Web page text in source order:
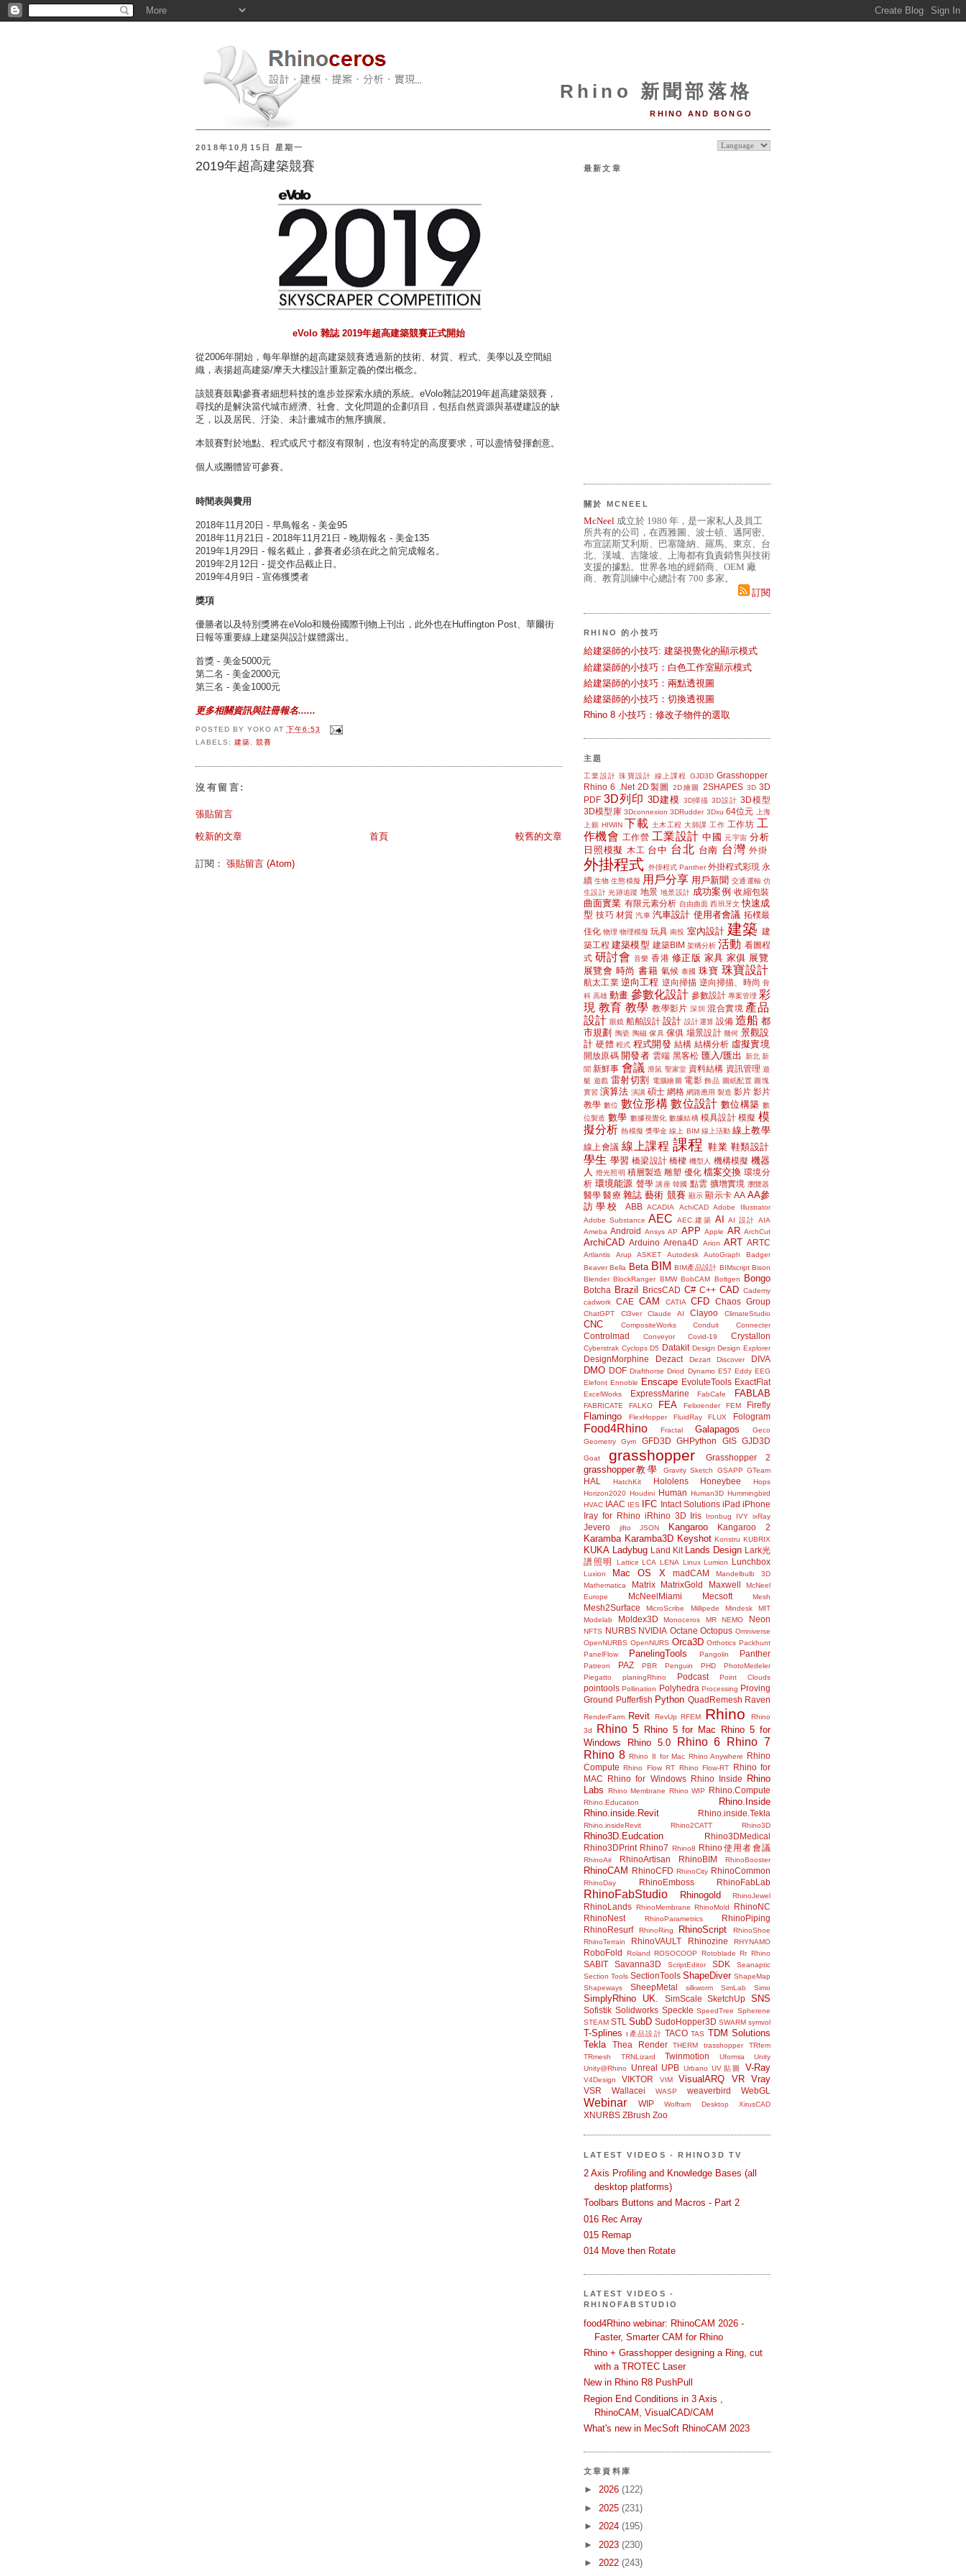
Rhino 新聞部落格
RHINO AND BONGO
2018年10月15日 星期一
2019年超高建築競賽
eVolo 雜誌 2019年超高建築競賽正式開始
從2006年開始，每年舉辦的超高建築競賽透過新的技術、材質、程式、美學以及空間組
織，表揚超高建築/摩天大樓設計重新定義的傑出概念。
該競賽鼓勵參賽者細想科技的進步並探索永續的系統。eVolo雜誌2019年超高建築競賽，
尋找的是解決當代城市經濟、社會、文化問題的企劃項目，包括自然資源與基礎建設的缺
乏，以及居民、汙染、未計畫城市的無序擴展。
本競賽對於地點、程式或尺寸都沒有限制，也沒有特定的高度要求，可以盡情發揮創意。
個人或團體皆可參賽。
時間表與費用
2018年11月20日 - 早鳥報名 - 美金95
2018年11月21日 - 2018年11月21日 - 晚期報名 - 美金135
2019年1月29日 - 報名截止，參賽者必須在此之前完成報名。
2019年2月12日 - 提交作品截止日。
2019年4月9日 - 宣佈獲獎者
獎項
優勝者以及特別獎將在eVolo和幾份國際刊物上刊出，此外也在Huffington Post、華爾街
日報等重要線上建築與設計媒體露出。
首獎 - 美金5000元
第二名 - 美金2000元
第三名 - 美金1000元
更多相關資訊與註冊報名......
POSTED BY YOKO AT 下午6:53
LABELS: 建築, 競賽
沒有留言:
張貼留言
較新的文章 較舊的文章
首頁
訂閱： 張貼留言 (Atom)
最新文章
關於 MCNEEL
McNeel 成立於 1980 年，是一家私人及員工
所共有的公司，在西雅圖、波士頓、邁阿密、
布宜諾斯艾利斯、巴塞隆納、羅馬、東京、台
北、漢城、吉隆坡、上海都有負責銷售與技術
支援的據點。世界各地的經銷商、OEM 廠
商、教育訓練中心總計有 700 多家。
訂閱
RHINO 的小技巧
給建築師的小技巧: 建築視覺化的顯示模式
給建築師的小技巧：白色工作室顯示模式
給建築師的小技巧：兩點透視圖
給建築師的小技巧：切換透視圖
Rhino 8 小技巧：修改子物件的選取
主題
工業設計 珠寶設計 線上課程 GJD3D Grasshopper
Rhino 6
.Net 2D製圖 2D繪圖 2SHAPES 3D 3D
PDF 3D列印 3D建模 3D掃描 3D設計 3D模型
3D模型庫 3Dconnexion 3DRudder 3Dxu 64位元
上海
上銀 HIWIN 下載 土木工程 大師課 工作 工作坊 工
作機會 工作營 工業設計 中國 元宇宙 分析
日照模擬
木工 台中 台北 台南 台灣 外掛
外掛程式 外掛程式 Panther 外掛程式彩現 永
續 生物 生態模擬 用戶分享 用戶新聞 交通運輸 仿
生設計 光跡追蹤 地景 地景設計 成功案例 收縮包裝
曲面實業 有限元素分析 自由曲面 西班牙文 快速成
型 技巧 材質 汽車 汽車設計 使用者會議 拓樸最
佳化 物理 物理模擬 玩具 南投 室內設計 建築 建
築工程 建築模型 建築BIM 架構分析 活動 看圖程
式 研討會 音樂 香港 修正版 家具 家俱 展覽
展覽會 時尚 書籍 氣候 泰國 珠寶 珠寶設計
航太工業 逆向工程 逆向掃描 逆向掃描、時尚 骨
科 高雄 動畫 參數化設計 參數設計 專案管理 彩
現 教育 教學 教學影片 深圳 混合實境 產品
設計 眼鏡 船舶設計 設計 設計運算 設備 造船 都
市規劃
陶瓷 陶磁 傢具 傢俱 場景設計 幾何 景觀設
計 硬體 程式 程式開發 結構 結構分析 虛擬實境
開放原碼 開發者 雲端 黑客松 匯入/匯出 新北 新
聞 新鮮事 會議 滑鼠 聖家堂 資料結構 資訊管理 遊
艇 遊戲 雷射切割 電腦繪圖 電影 飾品 圖紙配置 圖塊
實習 演算法 演講 碩士 網格 網路應用 製造 影片 影片
教學 數位 數位形構 數位設計 數位構築 數
位製造 數學 數據視覺化 數據結構 模具設計 模擬 模
擬分析 熱模擬 獎學金 線上 BIM 線上活動 線上教學
線上會議 線上課程 課程 鞋業 鞋類設計
學生 學習 橋梁設計 橋樑 機型人 機構模擬 機器
人
燈光照明 積層製造 雕塑 優化 檔案交換 環境分
析 環境能源 聲學 講座 韓國 點雲 擴增實境 瀏覽器
醫學 醫療 雜誌 藝術 競賽 顯示 顯示卡 AA AA參
訪學校
ABB ACADIA AchiCAD
Adobe Illustrator
Adobe Substance AEC AEC.建築 AI AI 設計 AIA
Ameba Android Ansys AP APP Apple AR ArchCut
ArchiCAD Arduino Arena4D Arion ART ARTC
Artlantis Arup ASKET Autodesk AutoGraph
Badger
Beaver Bella Beta BIM BIM產品設計 BIMscript Bison
Blender BlockRanger BMW BobCAM Boltgen Bongo
Botcha Brazil BricsCAD C# C++ CAD Cademy
cadwork
CAE CAM CATIA CFD Chaos Group
ChatGPT Cl3ver Claude AI Clayoo ClimateStudio
CNC CompositeWorks Conduit Connecter
Controlmad Conveyor Covid-19 Crystallon
Cyberstrak Cyclops D5 Datakit Design Design Explorer
DesignMorphine Dezact Dezart Discover DIVA
DMO DOF Drafthorse Driod Dynamo E57 Eddy EEG
Elefont Ennoble Enscape EvoluteTools ExactFlat
ExcelWorks ExpressMarine FabCafe FABLAB
FABRICATE FALKO FEA Felixrender FEM Firefly
Flamingo FlexHopper FluidRay FLUX Fologram
Food4Rhino Fractal Galapagos
Geco
Geometry Gym
GFD3D GHPython GIS GJD3D
Goat grasshopper Grasshopper 2
grasshopper教學 Gravity Sketch GSAPP GTeam
HAL HatchKit Hololens Honeybee
Hops
Horizon2020 Houdini Human Human3D Hummingbird
HVAC IAAC IES IFC Intact Solutions iPad iPhone
Iray for Rhino iRhino 3D Iris Ironbug IVY ixRay
Jevero jifto JSON Kangaroo Kangaroo 2
Karamba Karamba3D Keyshot Konstru KUBRIX
KUKA Ladybug Land Kit Lands Design Lark光
譜照明
Lattice LCA LENA Linux Lumion Lunchbox
Luxion Mac OS X madCAM
Mandelbulb 3D
Mathematica
Matrix MatrixGold Maxwell
McNeel
Europe
McNeelMiami Mecsoft Mesh
Mesh2Surface MicroScribe Millipede Mindesk
MIT
Modelab
Moldex3D Monoceros MR NEMO Neon
NFTS NURBS NVIDIA Octane Octopus Omniverse
OpenNURBS OpenNURS Orca3D Orthotics Packhunt
PanelFlow
PanelingTools Pangolin Panther
Patreon PAZ PBR Penguin PHD
PhotoMedeler
Piegatto
planingRhino Podcast Point Clouds
pointools Pollination Polyhedra Processing Proving
Ground Pufferfish Python QuadRemesh Raven
RenderFarm Revit RevUp RFEM Rhino
Rhino
3d
Rhino 5 Rhino 5 for Mac
Rhino 5 for
Windows
Rhino 5.0 Rhino 6
Rhino 7
Rhino 8 Rhino 8 for Mac Rhino Anywhere
Rhino
Compute Rhino Flow RT Rhino Flow-RT
Rhino for
MAC
Rhino for Windows Rhino Inside
Rhino
Labs
Rhino Membrane Rhino WIP Rhino.Compute
Rhino.Education
Rhino.Inside
Rhino.inside.Revit
Rhino.inside.Tekla
Rhino.insideRevit Rhino2CATT Rhino3D
Rhino3D.Eudcation
Rhino3DMedical
Rhino3DPrint Rhino7 Rhino8 Rhino使用者會議
RhinoAir RhinoArtisan RhinoBIM RhinoBooster
RhinoCAM RhinoCFD RhinoCity RhinoCommon
RhinoDay RhinoEmboss RhinoFabLab
RhinoFabStudio Rhinogold RhinoJewel
RhinoLands RhinoMembrane RhinoMold
RhinoNC
RhinoNest
RhinoParametrics
RhinoPiping
RhinoResurf
RhinoRing RhinoScript
RhinoShoe
RhinoTerrain
RhinoVAULT Rhinozine RHYNAMO
RoboFold Roland ROSOCOOP Rotoblade Rr Rhino
SABIT Savanna3D ScriptEditor SDK
Seanaptic
Section Tools SectionTools ShapeDiver ShapeMap
Shapeways
SheepMetal silkworm SimLab Simo
SimplyRhino UK. SimScale SketchUp SNS
Sofistik Solidworks Speckle SpeedTree Spherene
STEAM STL SubD SudoHopper3D SWARM symvol
T-Splines t產品設計 TACO TAS TDM Solutions
Tekla
Thea Render THERM trasshopper
TRfem
TRmesh
TRNLizard Twinmotion Uformia
Unity
Unity@Rhino
Unreal UPB Urbano UV貼圖 V-Ray
V4Design VIKTOR VIM VisualARQ VR Vray
VSR Wallacei WASP weaverbird WebGL
Webinar WIP Wolfram Desktop XirusCAD
XNURBS ZBrush Zoo
LATEST VIDEOS - RHINO3D TV
2 Axis Profiling and Knowledge Bases (all
desktop platforms)
Toolbars Buttons and Macros - Part 2
016 Rec Array
015 Remap
014 Move then Rotate
LATEST VIDEOS -
RHINOFABSTUDIO
food4Rhino webinar: RhinoCAM 2026 -
Faster, Smarter CAM for Rhino
Rhino + Grasshopper designing a Ring, cut
with a TROTEC Laser
New in Rhino R8 PushPull
Region End Conditions in 3 Axis ,
RhinoCAM, VisualCAD/CAM
What's new in MecSoft RhinoCAM 2023
文章資料庫
► 2026 (122)
► 2025 (231)
► 2024 (195)
► 2023 (230)
► 2022 (243)